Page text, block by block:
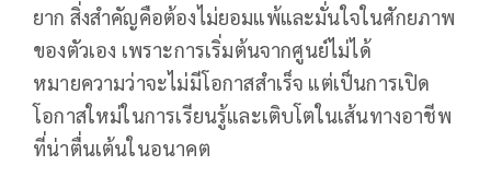
ยาก สิ่งสำคัญคือต้องไม่ยอมแพ้และมั่นใจในศักยภาพ
ของตัวเอง เพราะการเริ่มต้นจากศูนย์ไม่ได้
หมายความว่าจะไม่มีโอกาสสำเร็จ แต่เป็นการเปิด
โอกาสใหม่ในการเรียนรู้และเติบโตในเส้นทางอาชีพ
ที่น่าตื่นเต้นในอนาคต